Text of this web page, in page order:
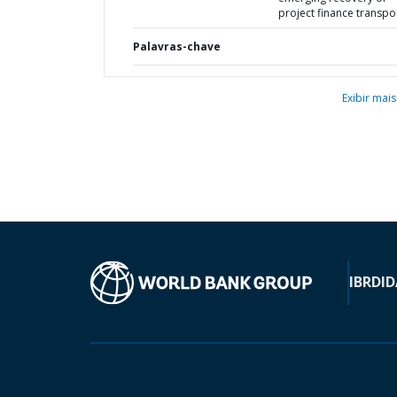
project finance
Palavras-chave
Exibir mais
IBRD